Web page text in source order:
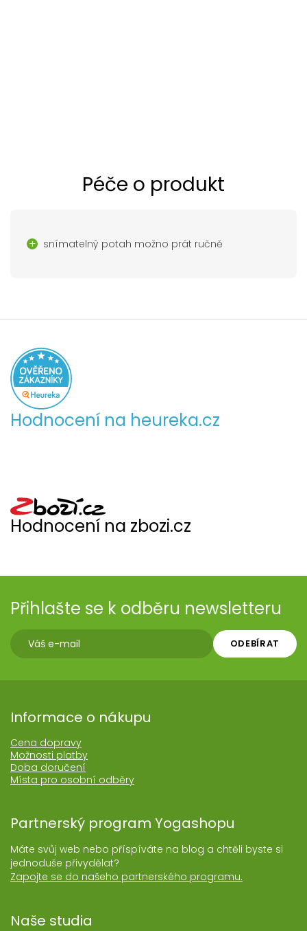
Péče o produkt
snímatelný potah možno prát ručně
Hodnocení na heureka.cz
Hodnocení na zbozi.cz
Přihlašte se k odběru newsletteru
ODEBÍRAT
Informace o nákupu
Cena dopravy
Možnosti platby
Doba doručení
Místa pro osobní odběry
Partnerský program Yogashopu
Máte svůj web nebo příspíváte na blog a chtěli byste si
jednoduše přivydělat?
Zapojte se do našeho partnerského programu.
Naše studia